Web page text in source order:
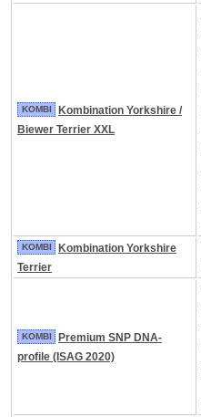
KOMBI
Kombination Yorkshire /
Biewer Terrier XXL
KOMBI
Kombination Yorkshire
Terrier
KOMBI
Premium SNP DNA-
profile (ISAG 2020)